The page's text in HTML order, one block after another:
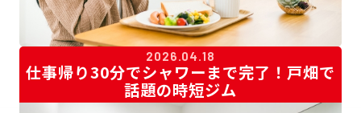
2026.04.18
仕事帰り30分でシャワーまで完了！戸畑で
話題の時短ジム